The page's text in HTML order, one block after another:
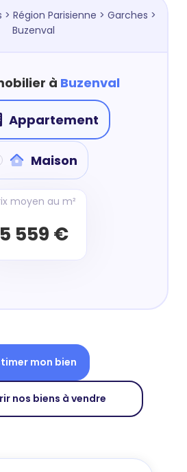
> Région Parisienne > Garches >
Buzenval
à Buzenval
Appartement
Maison
moyen au m²
5 559 €
mon bien
nos biens à vendre